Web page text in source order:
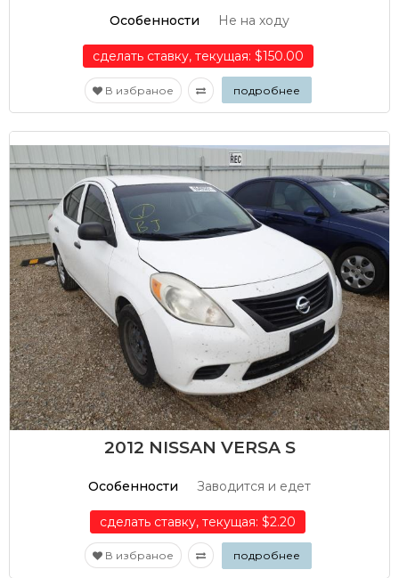
Особенности Не на ходу
сделать ставку, текущая: $150.00
В избраное подробнее
2012 NISSAN VERSA S
Особенности Заводится и едет
сделать ставку, текущая: $2.20
В избраное подробнее